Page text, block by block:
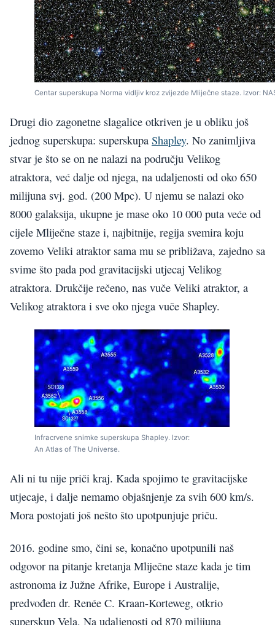
Centar superskupa Norma vidljiv kroz zvijezde Mliječne staze. Izvor:
Drugi dio zagonetne slagalice otkriven je u obliku još
jednog superskupa: superskupa Shapley. No zanimljiva
stvar je što se on ne nalazi na području Velikog
atraktora, već dalje od njega, na udaljenosti od oko 650
milijuna svj. god. (200 Mpc). U njemu se nalazi oko
8000 galaksija, ukupne je mase oko 10 000 puta veće od
cijele Mliječne staze i, najbitnije, regija svemira koju
zovemo Veliki atraktor sama mu se približava, zajedno sa
svime što pada pod gravitacijski utjecaj Velikog
atraktora. Drukčije rečeno, nas vuče Veliki atraktor, a
Velikog atraktora i sve oko njega vuče Shapley.
Infracrvene snimke superskupa Shapley. Izvor:
An Atlas of The Universe.
Ali ni tu nije priči kraj. Kada spojimo te gravitacijske
utjecaje, i dalje nemamo objašnjenje za svih 600 km/s.
Mora postojati još nešto što upotpunjuje priču.
2016. godine smo, čini se, konačno upotpunili naš
odgovor na pitanje kretanja Mliječne staze kada je tim
astronoma iz Južne Afrike, Europe i Australije,
predvođen dr. Renée C. Kraan-Korteweg, otkrio
superskup Vela. Na udaljenosti od 870 milijuna